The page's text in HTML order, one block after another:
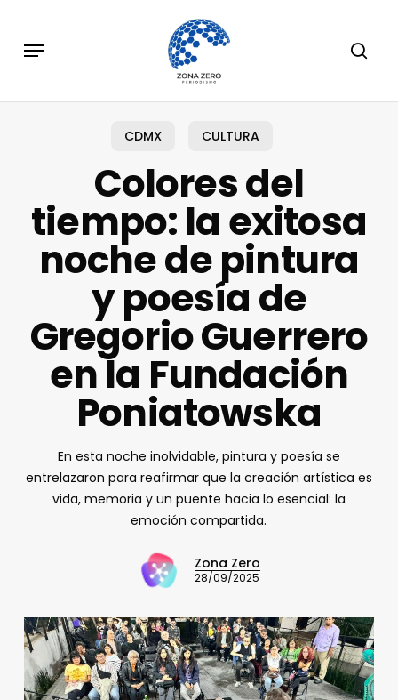
main
Menu
CDMX CULTURA
Colores del
tiempo: la exitosa
noche de pintura
y poesía de
Gregorio Guerrero
en la Fundación
Poniatowska
En esta noche inolvidable, pintura y poesía se
entrelazaron para reafirmar que la creación artística es
vida, memoria y un puente hacia lo esencial: la
emoción compartida.
Zona Zero
28/09/2025